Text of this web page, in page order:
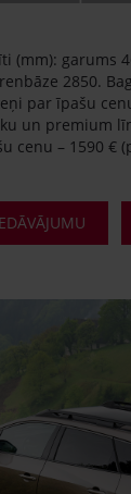
(mm): garums
2850.
par īpašu
un premium
cenu – 1590 €